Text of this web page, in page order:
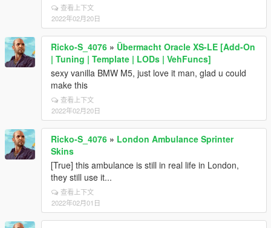
查看上下文
2022年02月20日
Ricko-S_4076 » Übermacht Oracle XS-LE [Add-On
| Tuning | Template | LODs | VehFuncs]
sexy vanilla BMW M5, just love it man, glad u could
make this
查看上下文
2022年02月20日
Ricko-S_4076 » London Ambulance Sprinter
Skins
[True] this ambulance is still in real life in London,
they still use it...
查看上下文
2022年02月01日